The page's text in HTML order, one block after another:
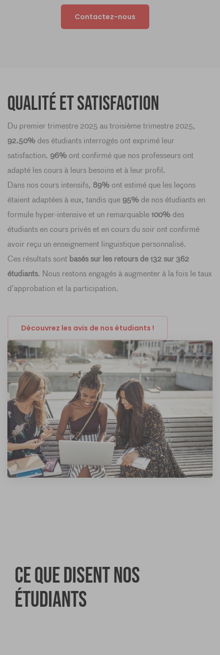
Contactez-nous
Qualité et satisfaction
Du premier trimestre 2025 au troisième trimestre 2025,
92.50% des étudiants interrogés ont exprimé leur
satisfaction. 96% ont confirmé que nos professeurs ont
adapté les cours à leurs besoins et à leur profil.
Dans nos cours intensifs, 89% ont estimé que les leçons
étaient adaptées à eux, tandis que 95% de nos étudiants en
formule hyper-intensive et un remarquable 100% des
étudiants en cours privés et en cours du soir ont confirmé
avoir reçu un enseignement linguistique personnalisé.
Ces résultats sont basés sur les retours de 132 sur 362
étudiants. Nous restons engagés à augmenter à la fois le taux
d’approbation et la participation.
Découvrez les avis de nos étudiants !
Ce que disent nos
étudiants